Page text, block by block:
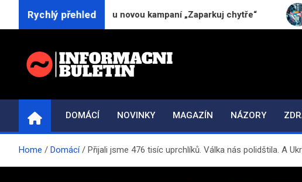
Rychlý přehled
20 let na trhu novou kampaní „Zaparkuj chytře“ AI
INFORMAČNÍ-
DOMÁCÍ NOVINKY MAGAZÍN NÁZORY
Home Domácí Přijali jsme 476 tisíc uprchlíků. Válka nás polidštila. A